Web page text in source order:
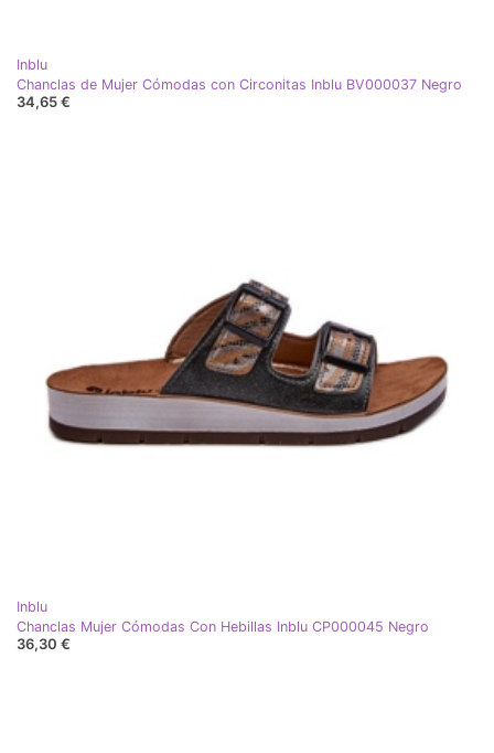
Inblu
Chanclas de Mujer Cómodas con Circonitas Inblu BV000037 Negro
34,65 €
Inblu
Chanclas Mujer Cómodas Con Hebillas Inblu CP000045 Negro
36,30 €